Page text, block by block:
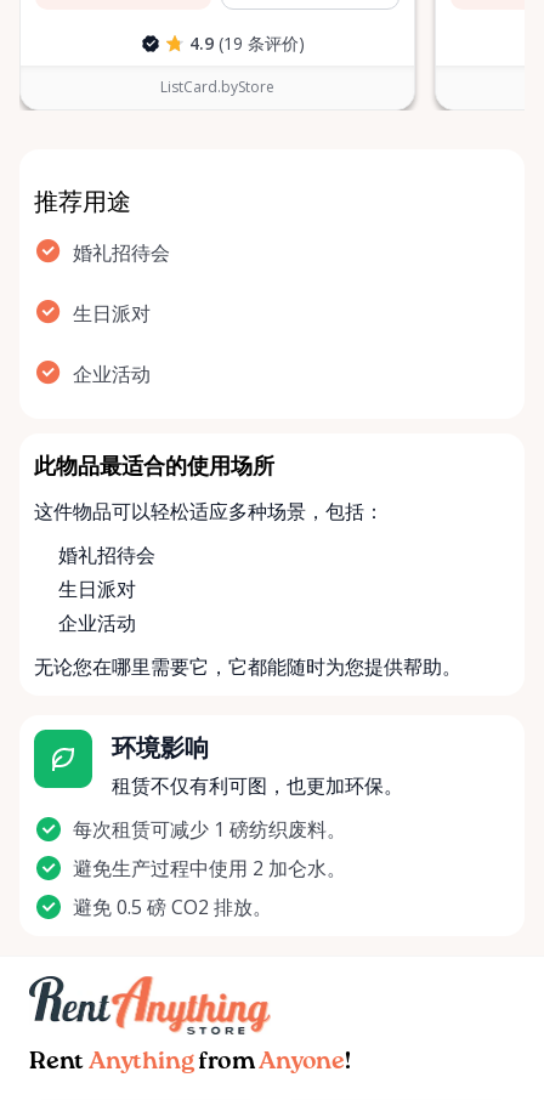
4.9 (19 条评价)
ListCard.byStore
推荐用途
婚礼招待会
生日派对
企业活动
此物品最适合的使用场所
这件物品可以轻松适应多种场景，包括：
婚礼招待会
生日派对
企业活动
无论您在哪里需要它，它都能随时为您提供帮助。
环境影响
租赁不仅有利可图，也更加环保。
每次租赁可减少 1 磅纺织废料。
避免生产过程中使用 2 加仑水。
避免 0.5 磅 CO2 排放。
Rent AnythingfromAnyone!